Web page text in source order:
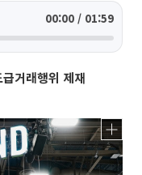
00:00 / 01:59
거래행위 제재